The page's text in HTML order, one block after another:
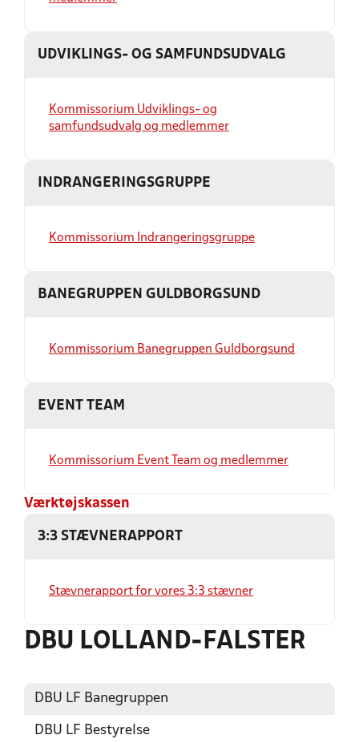
UDVIKLINGS- OG SAMFUNDSUDVALG
Kommissorium Udviklings- og
samfundsudvalg og medlemmer
INDRANGERINGSGRUPPE
Kommissorium Indrangeringsgruppe
BANEGRUPPEN GULDBORGSUND
Kommissorium Banegruppen Guldborgsund
EVENT TEAM
Kommissorium Event Team og medlemmer
Værktøjskassen
3:3 STÆVNERAPPORT
Stævnerapport for vores 3:3 stævner
DBU LOLLAND-FALSTER
DBU LF Banegruppen
DBU LF Bestyrelse